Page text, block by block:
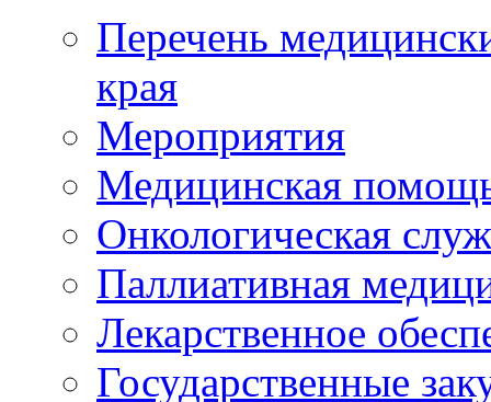
Перечень
края
Мероприятия
Медицинская
Онкологическая
Паллиативная
Лекарственное
Государственные